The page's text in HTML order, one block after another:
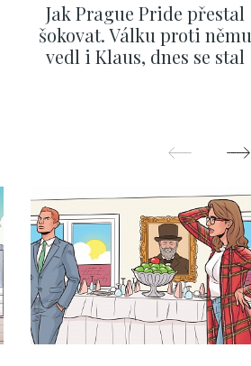
Jak Prague Pride přestal
šokovat. Válku proti němu
vedl i Klaus, dnes se stal